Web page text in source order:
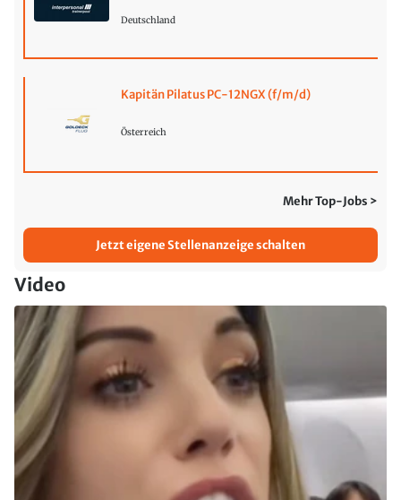
Deutschland
Kapitän Pilatus PC-12NGX (f/m/d)
Österreich
Mehr Top-Jobs >
Jetzt eigene Stellenanzeige schalten
Video